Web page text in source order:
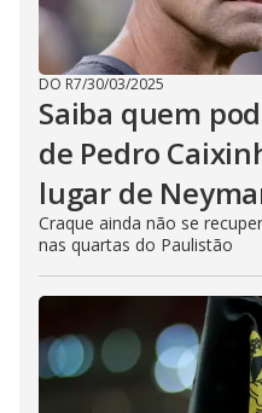
DO R7/30/03/2025
Saiba quem
de Pedro
lugar de
Craque ainda não se
nas quartas do Paulistão